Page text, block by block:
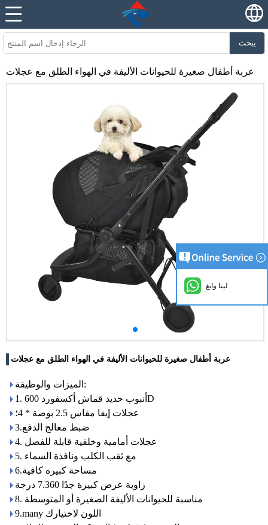
يبحث
عربة أطفال صغيرة للحيوانات الأليفة في الهواء الطلق مع عجلات
عربة أطفال صغيرة للحيوانات الأليفة في الهواء الطلق مع عجلات
الميزات والوظيفة:
1. أنبوب حديد قماش أكسفورد 600D
عجلات إيفا مقاس 2.5 بوصة * 4؛
3.ضبط معالج الدفع
4. عجلات أمامية وخلفية قابلة للفصل
5. مع ثقب الكلب ونافذة السماء
6.مساحة كبيرة كافية
زاوية عرض كبيرة جدًا 7.360 درجة
8. مناسبة للحيوانات الأليفة الصغيرة أو المتوسطة
9.many اللون لاختيارك
لينا وانغ